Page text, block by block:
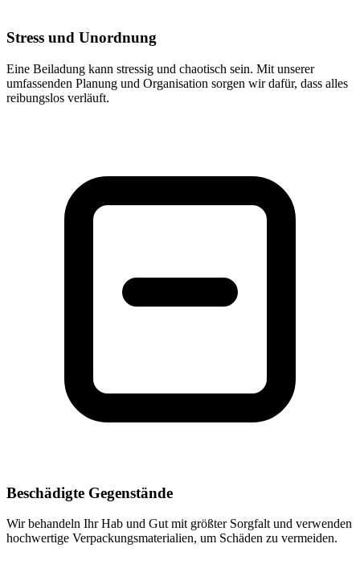
Stress und Unordnung
Eine Beiladung kann stressig und chaotisch sein. Mit unserer
umfassenden Planung und Organisation sorgen wir dafür, dass alles
reibungslos verläuft.
Beschädigte Gegenstände
Wir behandeln Ihr Hab und Gut mit größter Sorgfalt und verwenden
hochwertige Verpackungsmaterialien, um Schäden zu vermeiden.